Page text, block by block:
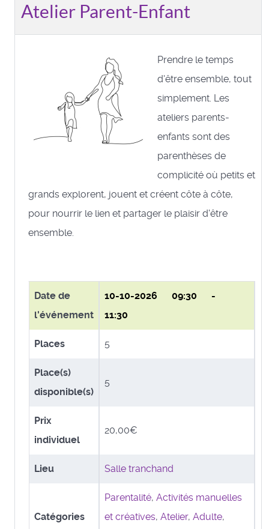
Atelier Parent-Enfant
Prendre le temps
d'être ensemble, tout
simplement. Les
ateliers parents-
enfants sont des
parenthèses de
complicité où petits et
grands explorent, jouent et créent côte à côte,
pour nourrir le lien et partager le plaisir d'être
ensemble.
Date de
l'événement
10-10-2026 09:30 -
11:30
Places 5
Place(s)
disponible(s)
5
Prix
individuel
20,00€
Lieu Salle tranchand
Catégories
Parentalité, Activités manuelles
et créatives, Atelier, Adulte,